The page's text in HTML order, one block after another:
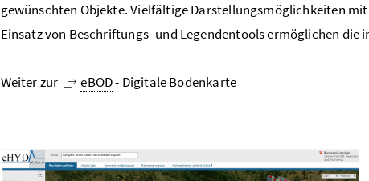
gewünschten Objekte. Vielfältige Darstellungsmöglichkeiten
Einsatz von Beschriftungs- und Legendentools ermöglichen die
Weiter zur eBOD- Digitale Bodenkarte